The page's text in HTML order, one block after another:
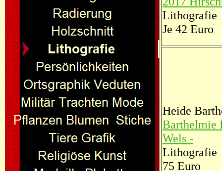
Lithografie
Je 42 Euro
Heide
Barthelmie
Wels -
Lithografie
75 Euro